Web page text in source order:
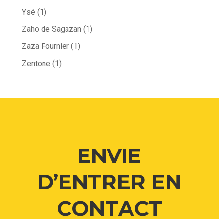
Ysé (1)
Zaho de Sagazan (1)
Zaza Fournier(1)
Zentone (1)
ENVIE
D’ENTRER EN
CONTACT